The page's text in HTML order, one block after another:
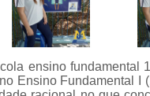
ensino fundamental
Ensino Fundamental I